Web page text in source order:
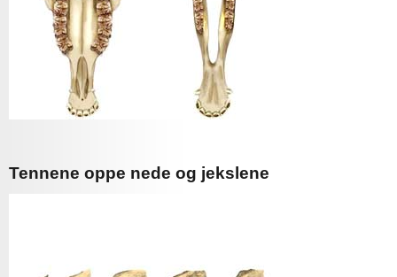
Tennene oppe nede og jekslene